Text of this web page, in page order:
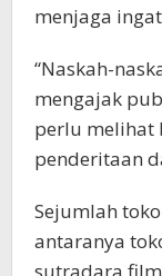
menjaga
“Naskah-
mengajak
perlu melihat
penderitaan
Sejumlah
antaranya
sutradara